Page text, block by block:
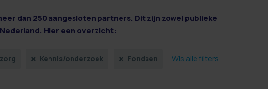
dan 250 aangesloten partners. Dit zijn zowel publieke
Hier een overzicht:
Kennis/onderzoek Fondsen Wis alle filters